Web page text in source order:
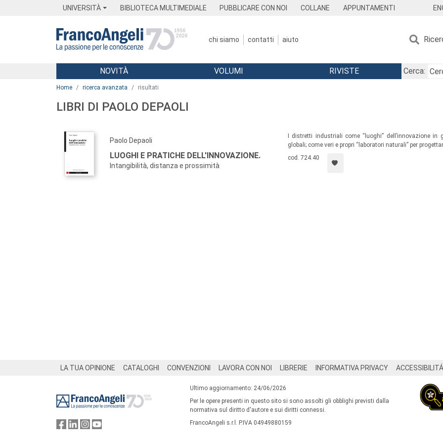
UNIVERSITÀ BIBLIOTECA MULTIMEDIALE PUBBLICARE CON NOI COLLANE APPUNTAMENTI
chi siamo contatti aiuto
Menu
NOVITÀ VOLUMI RIVISTE
Cerca:
Home ricerca avanzata risultati
LIBRI DI PAOLO DEPAOLI
Paolo Depaoli
LUOGHI E PRATICHE DELL'INNOVAZIONE.
Intangibilità, distanza e prossimità
I distretti industriali come “luoghi” dell’innovazione
globali; come veri e propri “laboratori naturali” per
cod. 724.40
LA TUA OPINIONE CATALOGHI CONVENZIONI LAVORA CON NOI LIBRERIE INFORMATIVA PRIVACY ACCESSIBILITÁ
Ultimo aggiornamento: 24/06/2026
Per le opere presenti in questo sito si sono assolti gli obblighi previsti dalla
normativa sul diritto d'autore e sui diritti connessi.
FrancoAngeli s.r.l. P.IVA 04949880159